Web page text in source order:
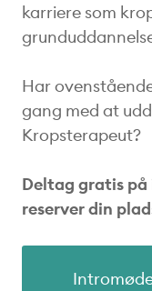
karriere som
Har
gang med at
Kropsterapeut?
Deltag gratis på
reserver din